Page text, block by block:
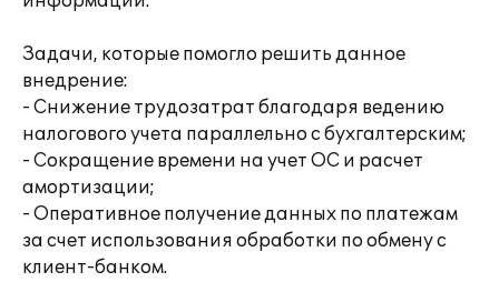
Задачи, которые помогло решить данное
внедрение:
- Снижение трудозатрат благодаря ведению
налогового учета параллельно с бухгалтерским;
- Сокращение времени на учет ОС и расчет
амортизации;
- Оперативное получение данных по платежам
за счет использования обработки по обмену с
клиент-банком.